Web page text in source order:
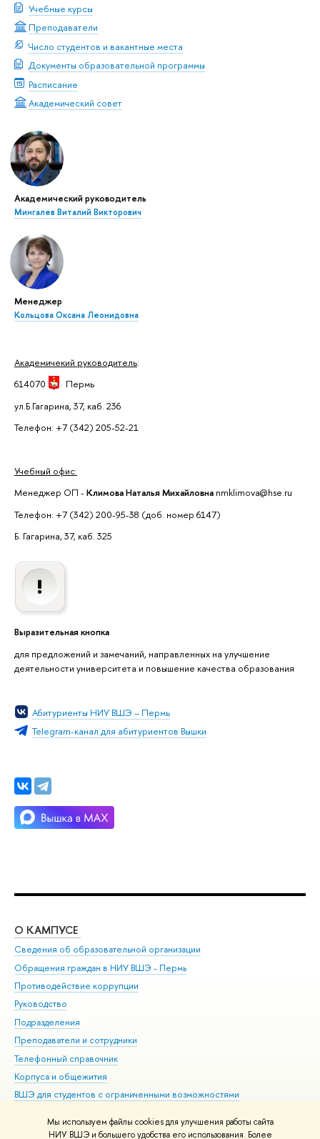
Мы используем файлы cookies для улучшения работы сайта
НИУ ВШЭ и большего удобства его использования. Более
Учебные курсы
Преподаватели
Число студентов и вакантные места
Документы образовательной программы
Расписание
Академический совет
Академический руководитель
Мингалев Виталий Викторович
Менеджер
Кольцова Оксана Леонидовна
Академичекий руководитель:
614070
Пермь
ул.Б.Гагарина, 37, каб. 236
Телефон: +7 (342) 205-52-21
Учебный офис:
Менеджер ОП - Климова Наталья Михайловна nmklimova@hse.ru
Телефон: +7 (342) 200-95-38 (доб. номер 6147)
Б. Гагарина, 37, каб. 325
Выразительная кнопка
для предложений и замечаний, направленных на улучшение
деятельности университета и повышение качества образования
Абитуриенты НИУ ВШЭ – Пермь
Telegram-канал для абитуриентов Вышки
О КАМПУСЕ
Сведения об образовательной организации
Обращения граждан в НИУ ВШЭ - Пермь
Противодействие коррупции
Руководство
Подразделения
Преподаватели и сотрудники
Телефонный справочник
Корпуса и общежития
ВШЭ для студентов с ограниченными возможностями
Единая платежная страница